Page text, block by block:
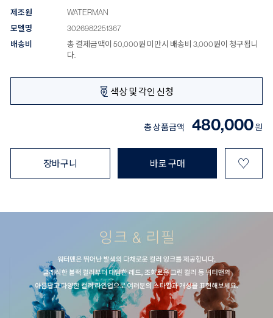
제조원
WATERMAN
모델명
3026982251367
배송비
총 결제금액이 50,000원 미만시 배송비 3,000원이 청구됩니
다.
색상 및 각인 신청
총 상품금액 480,000원
장바구니 바로 구매 ♡